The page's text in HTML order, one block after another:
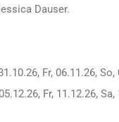
Dauser.
Fr, 06.11.26, So,
Fr, 11.12.26, Sa,